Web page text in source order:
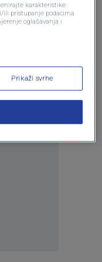
karakteristike
ili pristupanje podacima
oglašavanja i
Prikaži svrhe